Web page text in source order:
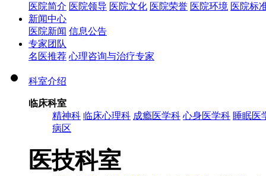
医院简介 医院领导 医院文化 医院荣誉 医院环境 医院标
新闻中心
医院新闻 信息公告
专家团队
名医推荐 心理咨询与治疗专家
科室介绍
临床科室
精神科 临床心理科 成瘾医学科 心身医学科 睡眠医
病区
医技科室